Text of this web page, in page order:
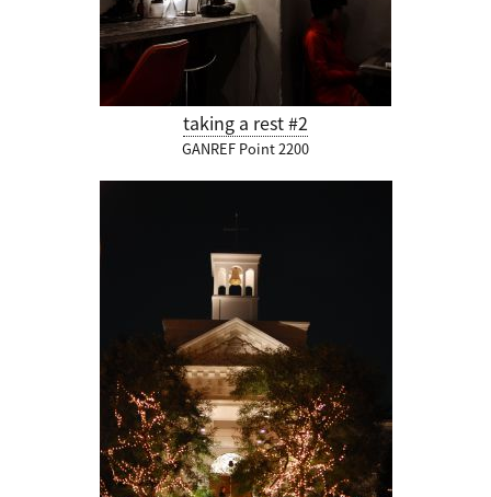
taking a rest #2
GANREF Point 2200